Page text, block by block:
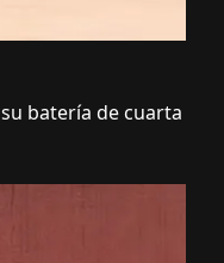
batería de cuarta